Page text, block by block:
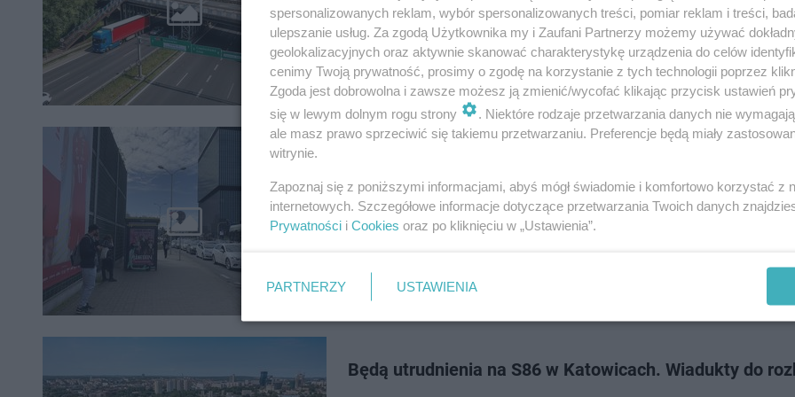
rozpocznie się budowa tymczasowej kładki w rejonie wiaduktów ul. Bohaterów
Cassino, które będą odbudowywane. Na c…
Mniej więcej na wysokości sklepu Ikea doszło do zdarzenia drogowego z udziałem
samochodów osobowych. Do szpitala trafiła ciężarna kobieta. Na miejscu ciągle
działania.
Będą utrudnienia na S86 w Katowicach. Wiadukty do
spersonalizowanych reklam, wybór spersonalizowanych treści, pomiar reklam i treści,
ulepszanie usług. Za zgodą Użytkownika my i Zaufani Partnerzy możemy używać
geolokalizacyjnych oraz aktywnie skanować charakterystykę urządzenia do celów
cenimy Twoją prywatność, prosimy o zgodę na korzystanie z tych technologii poprzez
Zgoda jest dobrowolna i zawsze możesz ją zmienić/wycofać klikając przycisk ustawień
się w lewym dolnym rogu strony
. Niektóre rodzaje przetwarzania danych nie
ale masz prawo sprzeciwić się takiemu przetwarzaniu. Preferencje będą miały
witrynie.
Zapoznaj się z poniższymi informacjami, abyś mógł świadomie i komfortowo korzystać z
internetowych. Szczegółowe informacje dotyczące przetwarzania Twoich danych
Prywatności i Cookies oraz po kliknięciu w „Ustawienia”.
PARTNERZY USTAWIENIA